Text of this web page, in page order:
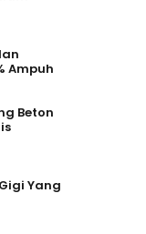
Ampuh
Beton
Yang